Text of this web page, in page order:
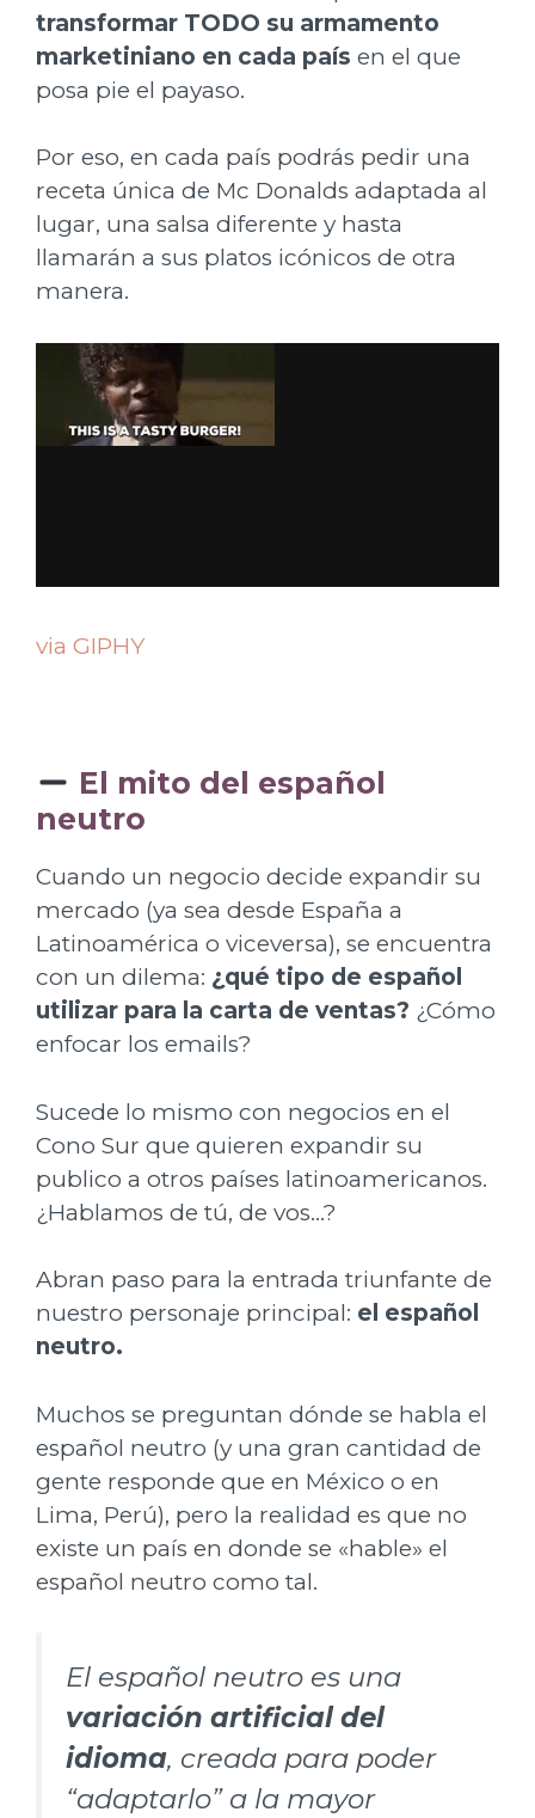
transformar TODO su armamento
marketiniano en cada país en el que
posa pie el payaso.
Por eso, en cada país podrás pedir una
receta única de Mc Donalds adaptada al
lugar, una salsa diferente y hasta
llamarán a sus platos icónicos de otra
manera.
via GIPHY
El mito del español
neutro
Cuando un negocio decide expandir su
mercado (ya sea desde España a
Latinoamérica o viceversa), se encuentra
con un dilema: ¿qué tipo de español
utilizar para la carta de ventas? ¿Cómo
enfocar los emails?
Sucede lo mismo con negocios en el
Cono Sur que quieren expandir su
publico a otros países latinoamericanos.
¿Hablamos de tú, de vos…?
Abran paso para la entrada triunfante de
nuestro personaje principal: el español
neutro.
Muchos se preguntan dónde se habla el
español neutro (y una gran cantidad de
gente responde que en México o en
Lima, Perú), pero la realidad es que no
existe un país en donde se «hable» el
español neutro como tal.
El español neutro es una
variación artificial del
idioma, creada para poder
“adaptarlo” a la mayor